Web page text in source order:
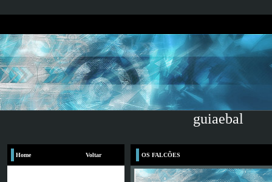
guiaebal
Home Voltar OS FALCÕES